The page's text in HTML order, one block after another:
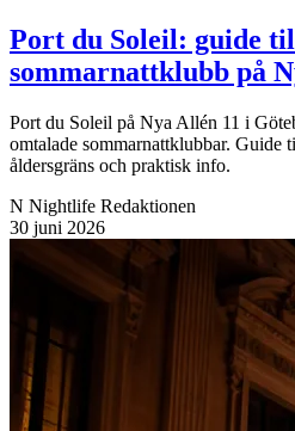
Port du Soleil: guide
sommarnattklubb på
Port du Soleil på Nya Allén 11 i
omtalade sommarnattklubbar. Guide
åldersgräns och praktisk info.
N Nightlife Redaktionen
30 juni 2026